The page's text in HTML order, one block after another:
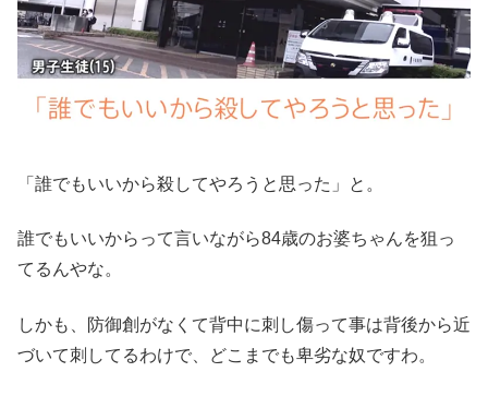
「誰でもいいから殺してやろうと思った」と。
誰でもいいからって言いながら84歳のお婆ちゃんを狙っ
てるんやな。
しかも、防御創がなくて背中に刺し傷って事は背後から近
づいて刺してるわけで、どこまでも卑劣な奴ですわ。